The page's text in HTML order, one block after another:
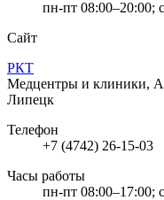
пн-пт 08:00–20:00;
Сайт
РКТ
Медцентры и клиники,
Липецк
Телефон
+7 (4742) 26-15-03
Часы работы
пн-пт 08:00–17:00;